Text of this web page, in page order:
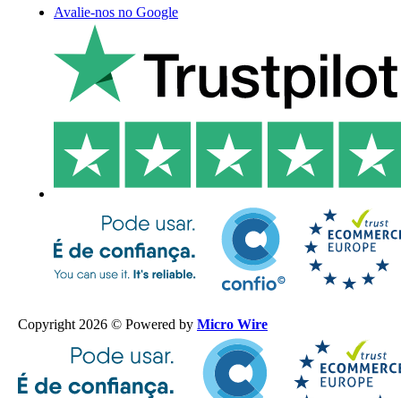
Avalie-nos no Google
Copyright 2026 © Powered by Micro Wire